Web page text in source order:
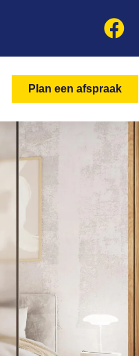
Plan een afspraak